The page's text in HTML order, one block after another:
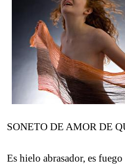
SONETO DE AMOR DE
Es hielo abrasador, es